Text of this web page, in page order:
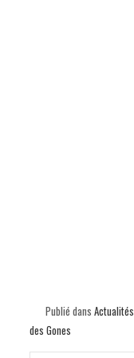
Publié dans Actualités
des Gones